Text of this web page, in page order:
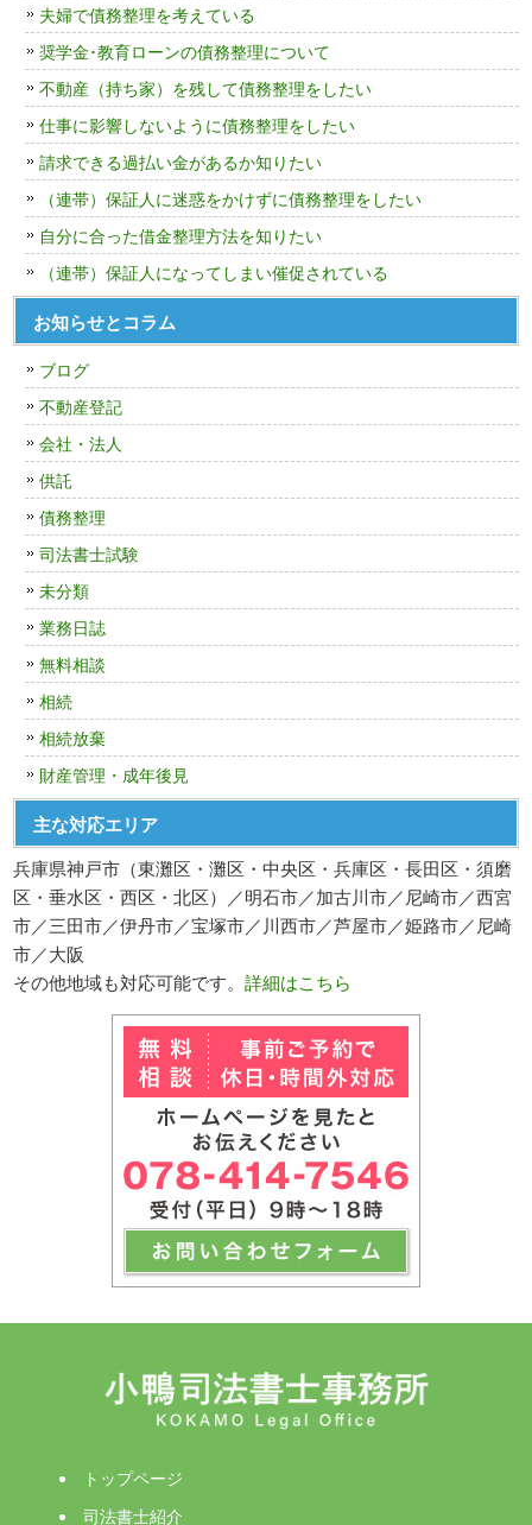
夫婦で債務整理を考えている
奨学金･教育ローンの債務整理について
不動産（持ち家）を残して債務整理をしたい
仕事に影響しないように債務整理をしたい
請求できる過払い金があるか知りたい
（連帯）保証人に迷惑をかけずに債務整理をしたい
自分に合った借金整理方法を知りたい
（連帯）保証人になってしまい催促されている
お知らせとコラム
ブログ
不動産登記
会社・法人
供託
債務整理
司法書士試験
未分類
業務日誌
無料相談
相続
相続放棄
財産管理・成年後見
主な対応エリア
兵庫県神戸市（東灘区・灘区・中央区・兵庫区・長田区・須磨
区・垂水区・西区・北区）／明石市／加古川市／尼崎市／西宮
市／三田市／伊丹市／宝塚市／川西市／芦屋市／姫路市／尼崎
市／大阪
その他地域も対応可能です。詳細はこちら
トップページ
司法書士紹介